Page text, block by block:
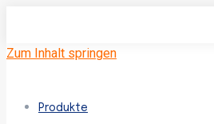
Zum Inhalt springen
Produkte